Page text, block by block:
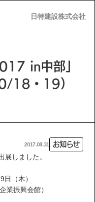
日特建設株式会社
日特建設株式会社
in中部」
18・19）
2017.08.31 お知らせ
展しました。
（木）
業振興会館）